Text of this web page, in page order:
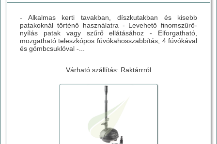
- Alkalmas kerti tavakban, díszkutakban és kisebb
patakoknál történő használatra - Levehető finomszűrő-
nyílás patak vagy szűrő ellátásához - Elforgatható,
mozgatható teleszkópos fúvókahosszabbítás, 4 fúvókával
és gömbcsuklóval -...
Várható szállítás: Raktárrról